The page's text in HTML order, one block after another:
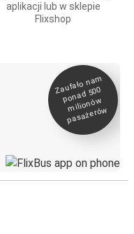
aplikacji lub w sklepie
Flixshop
Zaufało na
m
ponad 500
milionó
w
pasażeró
w